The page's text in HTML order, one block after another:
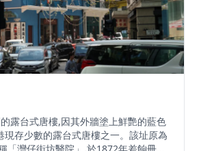
露台式唐樓,因其外牆塗上鮮艷的藍色
現存少數的露台式唐樓之一。該址原為